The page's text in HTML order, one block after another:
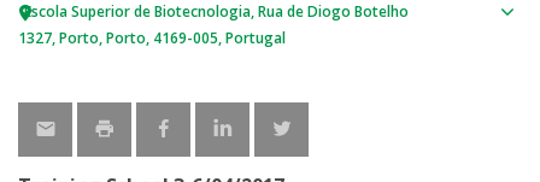
Escola Superior de Biotecnologia Rua de Diogo Botelho
1327 Porto Porto 4169-005 Portugal